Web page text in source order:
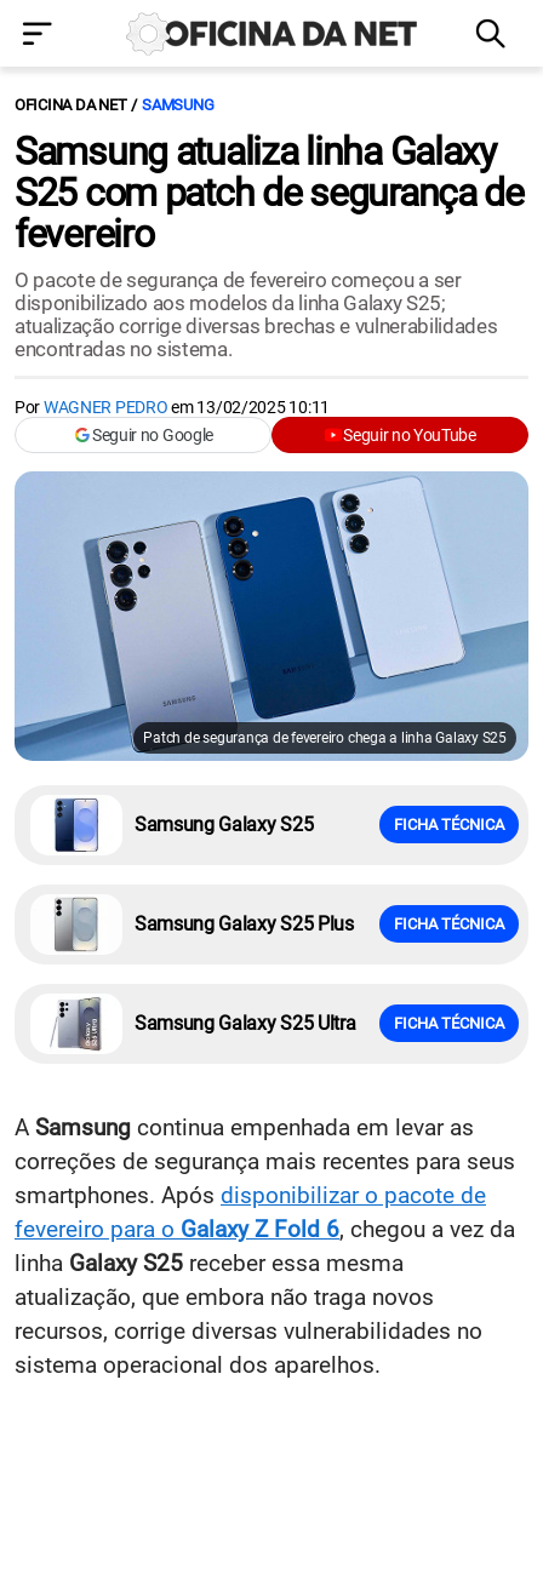
OFICINA DA NET SAMSUNG
Samsung atualiza linha Galaxy
S25 com patch de segurança de
fevereiro
O pacote de segurança de fevereiro começou a ser
disponibilizado aos modelos da linha Galaxy S25;
atualização corrige diversas brechas e vulnerabilidades
encontradas no sistema.
PorWAGNER PEDROem13/02/2025 10:11
Seguir no Google
Seguir no YouTube
Patch de segurança de fevereiro chega a linha Galaxy S25
Samsung Galaxy S25 FICHA TÉCNICA
Samsung Galaxy S25 Plus FICHA TÉCNICA
Samsung Galaxy S25 Ultra FICHA TÉCNICA
A Samsung continua empenhada em levar as
correções de segurança mais recentes para seus
smartphones. Após disponibilizar o pacote de
fevereiro para o Galaxy Z Fold 6, chegou a vez da
linha Galaxy S25 receber essa mesma
atualização, que embora não traga novos
recursos, corrige diversas vulnerabilidades no
sistema operacional dos aparelhos.